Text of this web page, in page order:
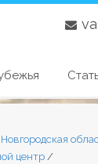
центр /